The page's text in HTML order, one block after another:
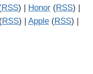
RSS) | Honor (RSS) |
(RSS) | Apple (RSS) |